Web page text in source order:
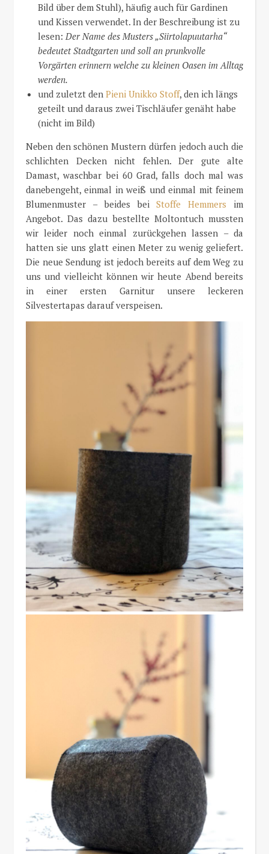
Bild über dem Stuhl), häufig auch für Gardinen
und Kissen verwendet. In der Beschreibung ist zu
lesen: Der Name des Musters „Siirtolapuutarha“
bedeutet Stadtgarten und soll an prunkvolle
Vorgärten erinnern welche zu kleinen Oasen im Alltag
werden.
und zuletzt den Pieni Unikko Stoff, den ich längs
geteilt und daraus zwei Tischläufer genäht habe
(nicht im Bild)
Neben den schönen Mustern dürfen jedoch auch die
schlichten Decken nicht fehlen. Der gute alte
Damast, waschbar bei 60 Grad, falls doch mal was
danebengeht, einmal in weiß und einmal mit feinem
Blumenmuster – beides beiStoffe Hemmers im
Angebot. Das dazu bestellte Moltontuch mussten
wir leider noch einmal zurückgehen lassen – da
hatten sie uns glatt einen Meter zu wenig geliefert.
Die neue Sendung ist jedoch bereits auf dem Weg zu
uns und vielleicht können wir heute Abend bereits
in einer ersten Garnitur unsere leckeren
Silvestertapas darauf verspeisen.